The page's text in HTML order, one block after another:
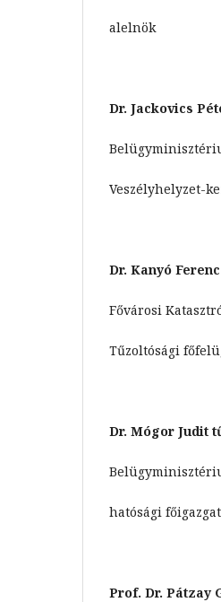
alelnök
Dr. Jackovics
Veszélyhelyzet-
Dr. Kanyó
Fővárosi
Tűzoltósági
Dr. Mógor Judit
hatósági
Prof. Dr. Pátzay